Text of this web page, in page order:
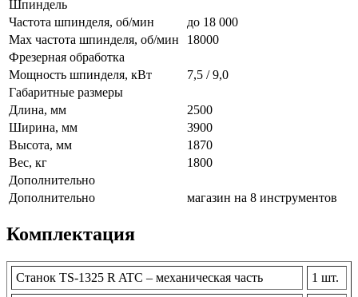
Шпиндель
Частота шпинделя, об/мин
до 18 000
Max частота шпинделя, об/мин
18000
Фрезерная обработка
Мощность шпинделя, кВт
7,5 / 9,0
Габаритные размеры
Длина, мм
2500
Ширина, мм
3900
Высота, мм
1870
Вес, кг
1800
Дополнительно
Дополнительно
магазин на 8 инструментов
Комплектация
Станок TS-1325 R ATC – механическая часть 1 шт.